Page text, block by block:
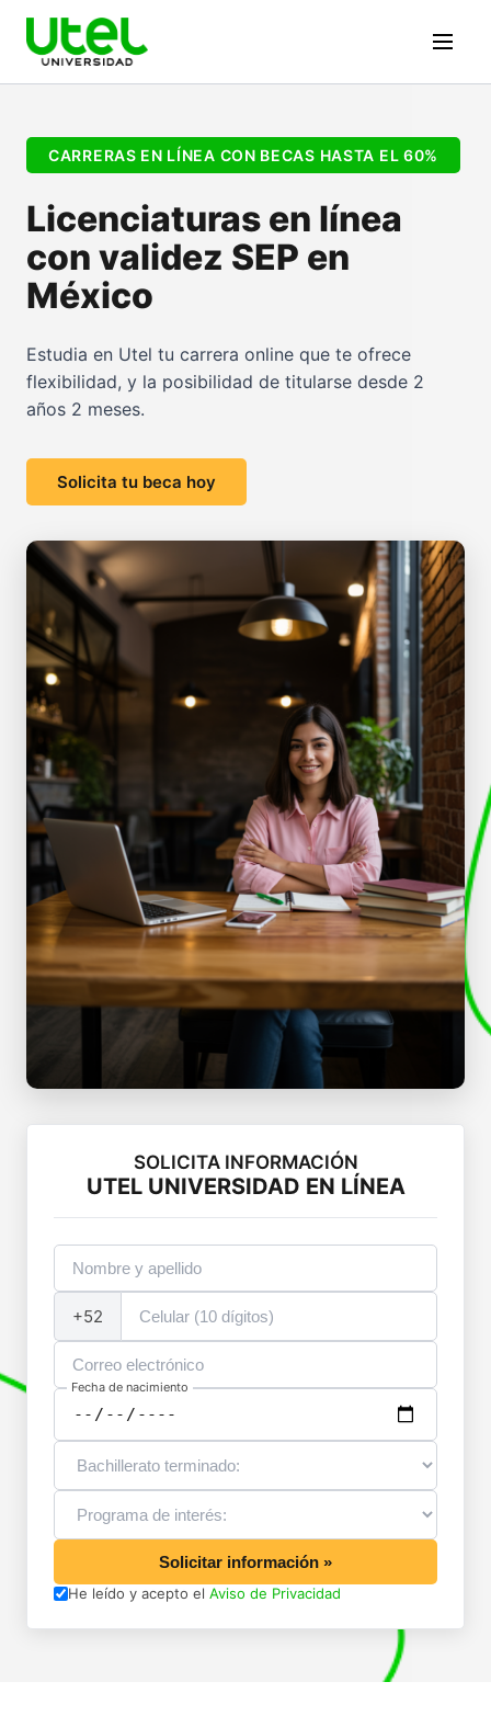
CARRERAS EN LÍNEA CON BECAS HASTA EL 60%
Licenciaturas en línea
con validez SEP en
México
Estudia en Utel tu carrera online que te ofrece
flexibilidad, y la posibilidad de titularse desde 2
años 2 meses.
Solicita tu beca hoy
SOLICITA INFORMACIÓN
UTEL UNIVERSIDAD EN LÍNEA
+52
Fecha de nacimiento
Solicitar información »
He leído y acepto el Aviso de Privacidad